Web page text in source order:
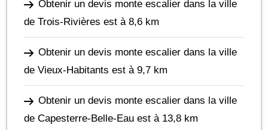
Obtenir un devis monte escalier dans la ville
de Trois-Rivières est à 8,6 km
Obtenir un devis monte escalier dans la ville
de Vieux-Habitants est à 9,7 km
Obtenir un devis monte escalier dans la ville
de Capesterre-Belle-Eau est à 13,8 km